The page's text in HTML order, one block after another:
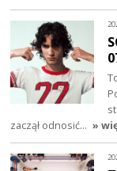
zaczął odnosić… »